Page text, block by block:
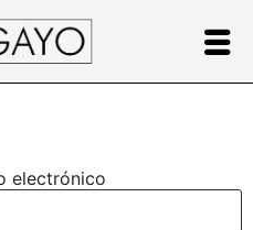
electrónico